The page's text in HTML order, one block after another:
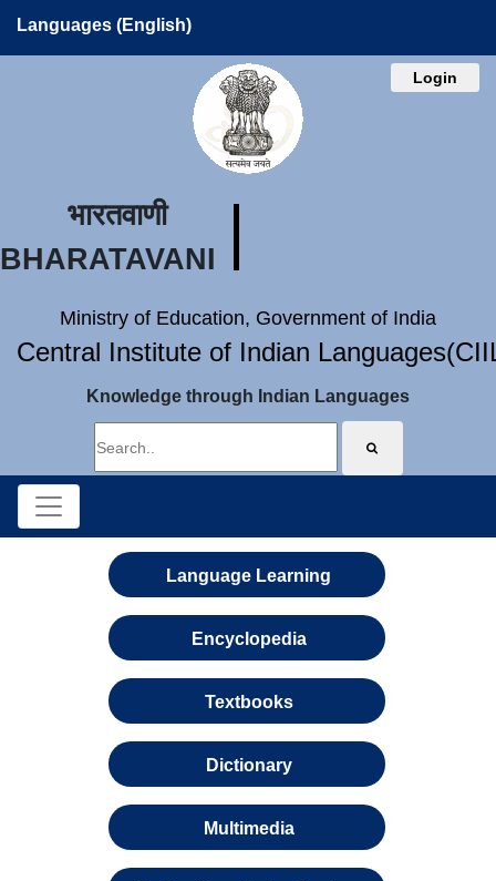
Languages (English)
Login
भारतवाणी
BHARATAVANI
Ministry of Education, Government of India
Central Institute of Indian
Knowledge through Indian Languages
Language Learning
Encyclopedia
Textbooks
Dictionary
Multimedia